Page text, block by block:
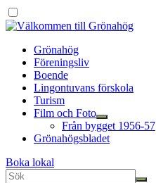
Grönahög
Föreningsliv
Boende
Lingontuvans förskola
Turism
Film och Foto
Från bygget 1956-57
Grönahögsbladet
Boka lokal